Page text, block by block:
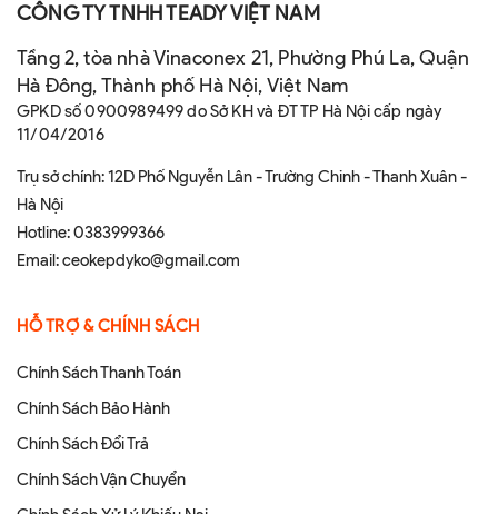
CÔNG TY TNHH TEADY VIỆT NAM
Tầng 2, tòa nhà Vinaconex 21, Phường Phú La, Quận
Hà Đông, Thành phố Hà Nội, Việt Nam
GPKD số 0900989499 do Sở KH và ĐT TP Hà Nội cấp ngày
11/04/2016
Trụ sở chính: 12D Phố Nguyễn Lân - Trường Chinh - Thanh Xuân -
Hà Nội
Hotline:0383999366
Email:ceokepdyko@gmail.com
HỖ TRỢ & CHÍNH SÁCH
Chính Sách Thanh Toán
Chính Sách Bảo Hành
Chính Sách Đổi Trả
Chính Sách Vận Chuyển